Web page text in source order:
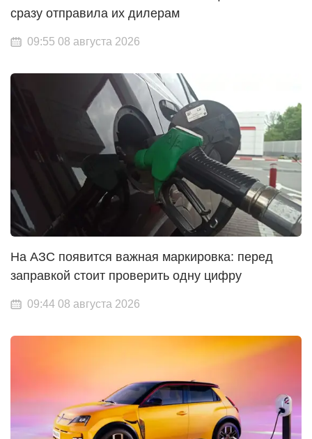
сразу отправила их дилерам
09:55 08 августа 2026
На АЗС появится важная маркировка: перед
заправкой стоит проверить одну цифру
09:44 08 августа 2026